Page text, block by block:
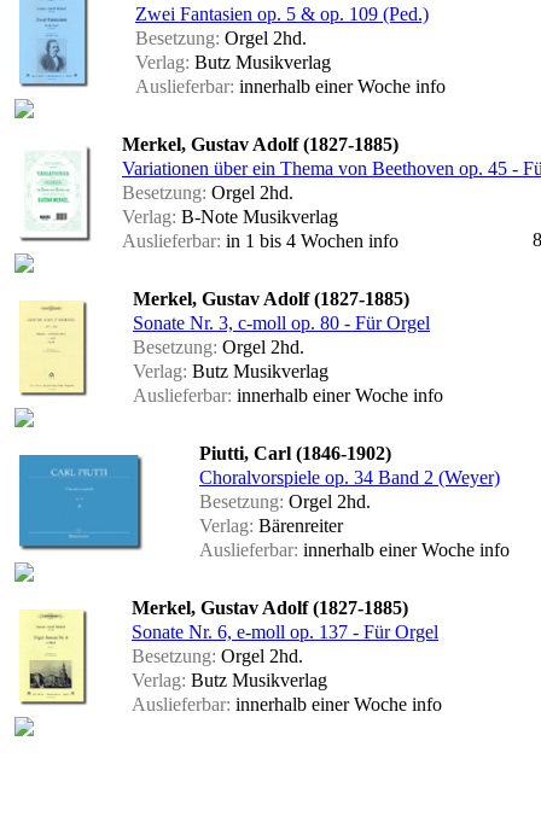
Zwei Fantasien op. 5 & op. 109 (Ped.)
Besetzung: Orgel 2hd.
Verlag: Butz Musikverlag
Auslieferbar: innerhalb einer Woche info
Merkel, Gustav Adolf (1827-1885)
Variationen über ein Thema von Beethoven op. 45 -
Besetzung: Orgel 2hd.
Verlag: B-Note Musikverlag
Auslieferbar: in 1 bis 4 Wochen info
Merkel, Gustav Adolf (1827-1885)
Sonate Nr. 3, c-moll op. 80 - Für Orgel
Besetzung: Orgel 2hd.
Verlag: Butz Musikverlag
Auslieferbar: innerhalb einer Woche info
Piutti, Carl (1846-1902)
Choralvorspiele op. 34 Band 2 (Weyer)
Besetzung: Orgel 2hd.
Verlag: Bärenreiter
Auslieferbar: innerhalb einer Woche info
Merkel, Gustav Adolf (1827-1885)
Sonate Nr. 6, e-moll op. 137 - Für Orgel
Besetzung: Orgel 2hd.
Verlag: Butz Musikverlag
Auslieferbar: innerhalb einer Woche info